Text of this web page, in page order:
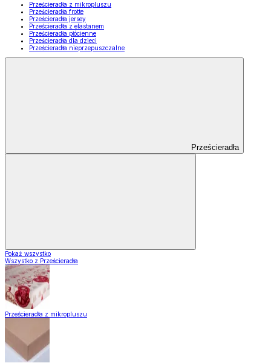
Prześcieradła z mikropluszu
Prześcieradła frotte
Prześcieradła jersey
Prześcieradła z elastanem
Prześcieradła płócienne
Prześcieradła dla dzieci
Prześcieradła nieprzepuszczalne
Prześcieradła
Pokaż wszystko
Wszystko z Prześcieradła
Prześcieradła z mikropluszu